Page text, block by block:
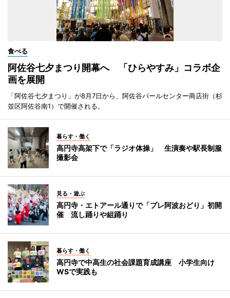
食べる
阿佐谷七夕まつり開幕へ 「ひらやすみ」コラボ企
画を展開
「阿佐谷七夕まつり」が8月7日から、阿佐谷パールセンター商店街（杉
並区阿佐谷南1）で開催される。
暮らす・働く
高円寺高架下で「ラジオ体操」 生演奏や駅長制服
撮影会
見る・遊ぶ
高円寺・エトアール通りで「プレ阿波おどり」初開
催 流し踊りや組踊り
暮らす・働く
高円寺で中高生の社会課題育成講座 小学生向け
WSで実践も